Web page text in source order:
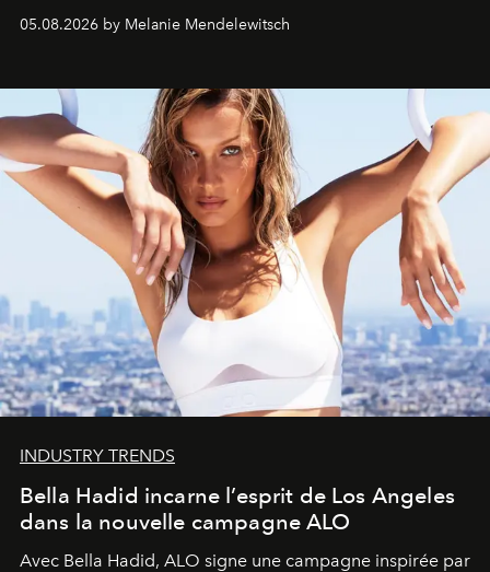
de vivre Romain dans toute son élégance intemporelle.
05.08.2026 by Melanie Mendelewitsch
INDUSTRY TRENDS
Bella Hadid incarne l’esprit de Los Angeles
dans la nouvelle campagne ALO
Avec Bella Hadid, ALO signe une campagne inspirée par